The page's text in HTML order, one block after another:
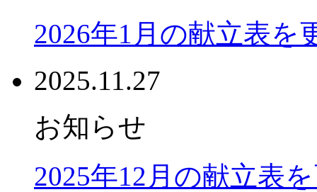
2026年1月の献立表を
2025.11.27
お知らせ
2025年12月の献立表